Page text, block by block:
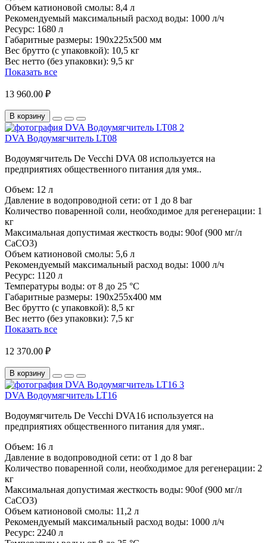
Объем катионовой смолы: 8,4 л
Рекомендуемый максимальный расход воды: 1000 л/ч
Ресурс: 1680 л
Габаритные размеры: 190x225x500 мм
Вес брутто (с упаковкой): 10,5 кг
Вес нетто (без упаковки): 9,5 кг
Показать все
13 960.00 ₽
В корзину
DVA Водоумягчитель LT08
Водоумягчитель De Vecchi DVA 08 используется на
предприятиях общественного питания для умя..
Объем: 12 л
Давление в водопроводной сети: от 1 до 8 bar
Количество поваренной соли, необходимое для регенерации: 1
кг
Максимальная допустимая жесткость воды: 90of (900 мг/л
CaCO3)
Объем катионовой смолы: 5,6 л
Рекомендуемый максимальный расход воды: 1000 л/ч
Ресурс: 1120 л
Температуры воды: от 8 до 25 °C
Габаритные размеры: 190x255x400 мм
Вес брутто (с упаковкой): 8,5 кг
Вес нетто (без упаковки): 7,5 кг
Показать все
12 370.00 ₽
В корзину
DVA Водоумягчитель LT16
Водоумягчитель De Vecchi DVA16 используется на
предприятиях общественного питания для умяг..
Объем: 16 л
Давление в водопроводной сети: от 1 до 8 bar
Количество поваренной соли, необходимое для регенерации: 2
кг
Максимальная допустимая жесткость воды: 90of (900 мг/л
CaCO3)
Объем катионовой смолы: 11,2 л
Рекомендуемый максимальный расход воды: 1000 л/ч
Ресурс: 2240 л